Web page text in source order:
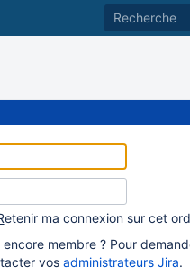
etenir ma connexion sur cet
encore membre ? Pour
vos administrateurs Jira.